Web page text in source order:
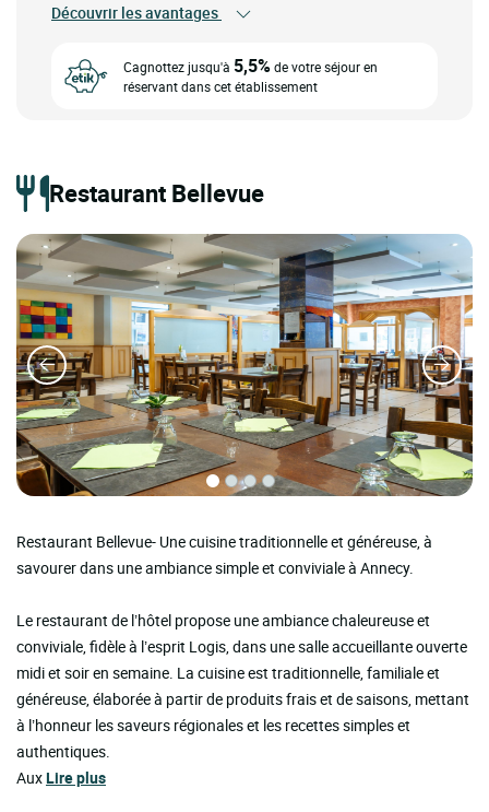
Découvrir les avantages
Cagnottez jusqu'à 5,5%de votre séjour en
réservant dans cet établissement
Restaurant Bellevue
Restaurant Bellevue- Une cuisine traditionnelle et généreuse, à
savourer dans une ambiance simple et conviviale à Annecy.
Le restaurant de l’hôtel propose une ambiance chaleureuse et
conviviale, fidèle à l’esprit Logis, dans une salle accueillante ouverte
midi et soir en semaine. La cuisine est traditionnelle, familiale et
généreuse, élaborée à partir de produits frais et de saisons, mettant
à l’honneur les saveurs régionales et les recettes simples et
authentiques.
AuxLire plus